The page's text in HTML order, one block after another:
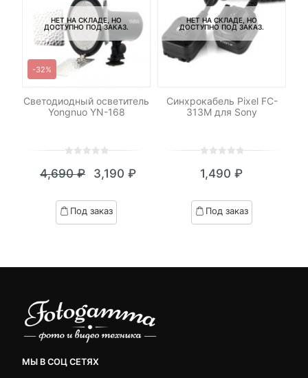
НЕТ НА СКЛАДЕ, НО
ДОСТУПНО ПОД ЗАКАЗ.
-32%
Светодиодный осветитель
Yongnuo YN-168
out
based
on
4,690₽
Первоначальная
цена
составляла
3,190 ₽
Текущая
цена:
3,190 ₽.
Под заказ
НЕТ НА СКЛАДЕ, НО
ДОСТУПНО ПОД ЗАКАЗ.
Синхрокабель Pixel FC-
313M для Sony
out
based
on
1,490 ₽
Под заказ
МЫ В СОЦ СЕТЯХ